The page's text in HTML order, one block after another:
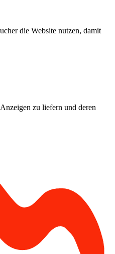
die Website nutzen, damit
zu liefern und deren